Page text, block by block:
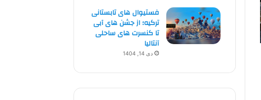
فستیوال های تابستانی
ترکیه؛ از جشن های آبی
تا کنسرت های ساحلی
آنتالیا
دی 14, 1404